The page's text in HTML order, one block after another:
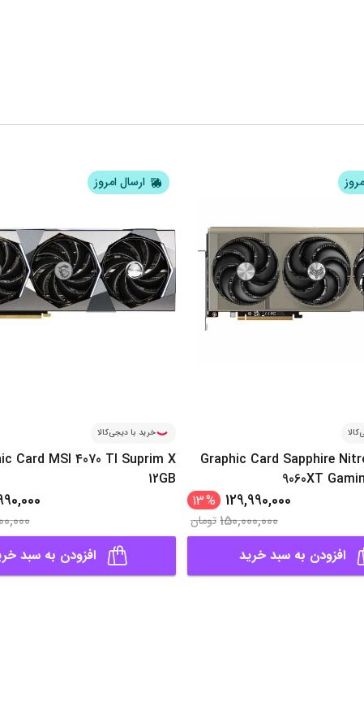
Graphic Card Sapphire
9060XT
129,990,000
%
13
150,000,000تومان
افزودن به سبد خرید
ارسال امروز
خرید با دیجی‌کالا
Card MSI 4070 TI Suprim X
12GB
افزودن به سبد